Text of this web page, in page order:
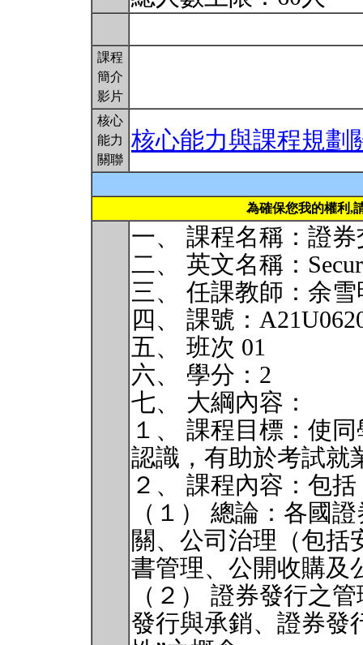
課程
簡介
影片
核心
能力
關聯
核心能力與課程規劃
為確保您我的權利,
一、 課程名稱：證
二、 英文名稱：
三、 任課教師：余雪
四、 課號：
五、 班次 01
六、 學分：2
七、 大綱內容：
１、 課程目標：使
認識，有助於考試就
２、 課程內容：包括
（１） 總論：各國
關、公司治理（包括
書管理、公開收購及
（２） 證券發行之
發行與承銷、證券發